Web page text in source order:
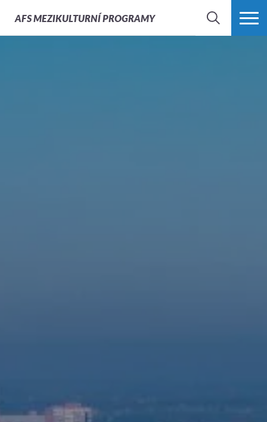
AFSMEZIKULTURNÍ PROGRAMY
HLEDAT VÍCE